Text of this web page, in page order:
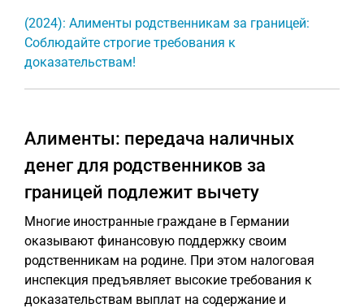
(2024): Алименты родственникам за границей:
Соблюдайте строгие требования к
доказательствам!
Алименты: передача наличных
денег для родственников за
границей подлежит вычету
Многие иностранные граждане в Германии
оказывают финансовую поддержку своим
родственникам на родине. При этом налоговая
инспекция предъявляет высокие требования к
доказательствам выплат на содержание и